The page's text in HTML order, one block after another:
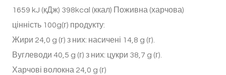
1659 kJ (кДж) 398kcal (ккал) Поживна (харчова)
цінність 100g(г) продукту:
Жири 24,0 g (г) з них: насичені 14,8 g (г).
Вуглеводи 40,5 g (г) з них: цукри 38,7 g (г).
Харчові волокна 24,0 g (г)